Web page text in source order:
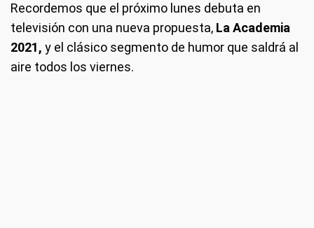
Recordemos que el próximo lunes debuta en
televisión con una nueva propuesta, La Academia
2021, y el clásico segmento de humor que saldrá al
aire todos los viernes.